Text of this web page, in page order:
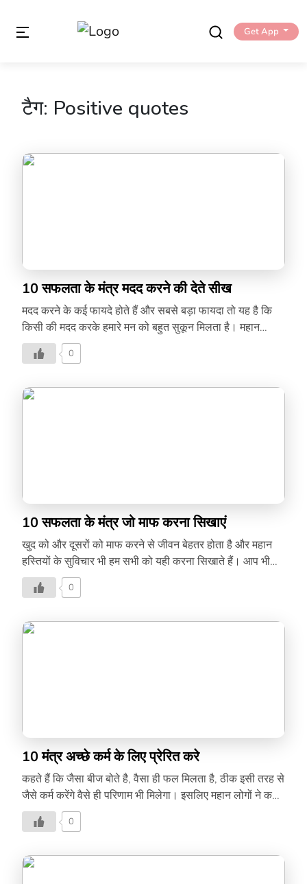
Get App
टैग: Positive quotes
10 सफलता के मंत्र मदद करने की देते सीख
मदद करने के कई फायदे होते हैं और सबसे बड़ा फायदा तो यह है कि
किसी की मदद करके हमारे मन को बहुत सुकून मिलता है। महान
हस्तियां भी ज़रूरतमंद लोगों की मदद करने की सीख देती है। जानिए
उनके सुविचार इस वीडियो में –
0
10 सफलता के मंत्र जो माफ करना सिखाएं
खुद को और दूसरों को माफ करने से जीवन बेहतर होता है और महान
हस्तियों के सुविचार भी हम सभी को यही करना सिखाते हैं। आप भी
देखिए इस वीडियो में –
0
10 मंत्र अच्छे कर्म के लिए प्रेरित करे
कहते हैं कि जैसा बीज बोते है, वैसा ही फल मिलता है, ठीक इसी तरह से
जैसे कर्म करेंगे वैसे ही परिणाम भी मिलेगा। इसलिए महान लोगों ने कहा
है कि हमें नेक काम ही करने चाहिए। देखिए इस वीडियो में महान
हस्तियों के सुविचार-
0